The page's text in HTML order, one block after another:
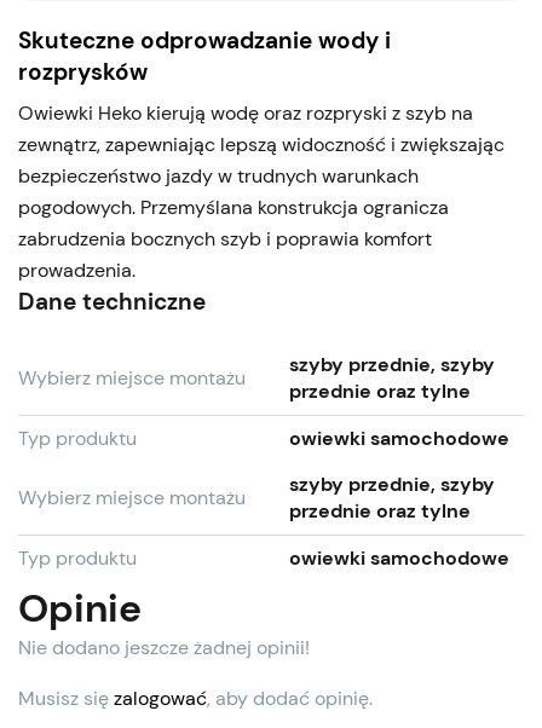
Skuteczne odprowadzanie wody i
rozprysków
Owiewki Heko kierują wodę oraz rozpryski z szyb na
zewnątrz, zapewniając lepszą widoczność i zwiększając
bezpieczeństwo jazdy w trudnych warunkach
pogodowych. Przemyślana konstrukcja ogranicza
zabrudzenia bocznych szyb i poprawia komfort
prowadzenia.
Dane techniczne
Wybierz miejsce montażu
szyby przednie, szyby
przednie oraz tylne
Typ produktu
owiewki samochodowe
Wybierz miejsce montażu
szyby przednie, szyby
przednie oraz tylne
Typ produktu
owiewki samochodowe
Opinie
Nie dodano jeszcze żadnej opinii!
Musisz sięzalogować, aby dodać opinię.